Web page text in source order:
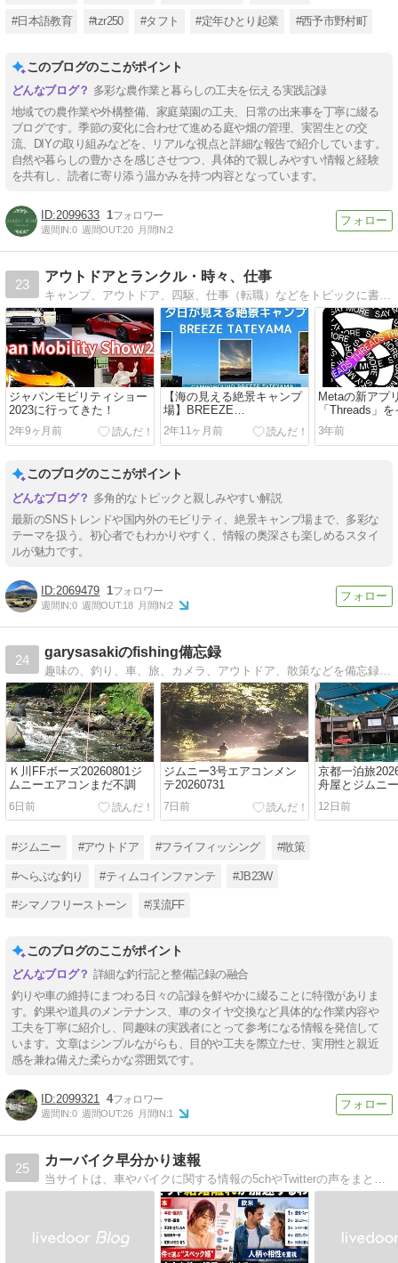
#日本語教育 #tzr250 #タフト #定年ひとり起業 #西予市野村町
このブログのここがポイント
多彩な農作業と暮らしの工夫を伝える実践記録
地域での農作業や外構整備、家庭菜園の工夫、日常の出来事を丁寧に綴る
ブログです。季節の変化に合わせて進める庭や畑の管理、実習生との交
流、DIYの取り組みなどを、リアルな視点と詳細な報告で紹介しています。
自然や暮らしの豊かさを感じさせつつ、具体的で親しみやすい情報と経験
を共有し、読者に寄り添う温かみを持つ内容となっています。
2099633 1
週間IN:0 週間OUT:20 月間IN:2
23
アウトドアとランクル・時々、仕事
キャンプ、アウトドア、四駆、仕事（転職）などをトピックに書いています。日本オートキャンプ協会公認インストラクター。愛車はランドクルーザー(GRJ76)。
ジャパンモビリティショー
2023に行ってきた！
2年9ヶ月前
【海の見える絶景キャンプ
場】BREEZE
TATEYAMA（ブリーズ館
山）に行ってきた（千葉県
館山市）
2年11ヶ月前
Metaの新アプ
「Threads」
ルしてみた！
3年前
このブログのここがポイント
多角的なトピックと親しみやすい解説
最新のSNSトレンドや国内外のモビリティ、絶景キャンプ場まで、多彩な
テーマを扱う。初心者でもわかりやすく、情報の奥深さも楽しめるスタイ
ルが魅力です。
2069479 1
週間IN:0 週間OUT:18 月間IN:2
24
garysasakiのfishing備忘録
趣味の、釣り、車、旅、カメラ、アウトドア、散策などを備忘録として残しています。 カテゴリで選んでいただくと宜しいかと思います。。
Ｋ川FFボーズ20260801ジ
ムニーエアコンまだ不調
6日前
ジムニー3号エアコンメン
テ20260731
7日前
京都一泊旅
舟屋とジムニ
12日前
#ジムニー #アウトドア #フライフィッシング #散策
#へらぶな釣り #ティムコインファンテ #JB23W
#シマノフリーストーン #渓流FF
このブログのここがポイント
詳細な釣行記と整備記録の融合
釣りや車の維持にまつわる日々の記録を鮮やかに綴ることに特徴がありま
す。釣果や道具のメンテナンス、車のタイヤ交換など具体的な作業内容や
工夫を丁寧に紹介し、同趣味の実践者にとって参考になる情報を発信して
います。文章はシンプルながらも、目的や工夫を際立たせ、実用性と親近
感を兼ね備えた柔らかな雰囲気です。
2099321 4
週間IN:0 週間OUT:26 月間IN:1
25
カーバイク早分かり速報